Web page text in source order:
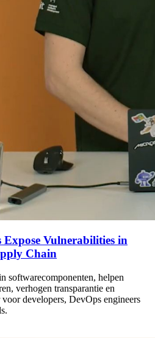
Expose Vulnerabilities in
Chain
softwarecomponenten, helpen
verhogen transparantie en
developers, DevOps engineers